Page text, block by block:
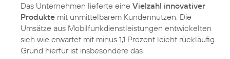
Das Unternehmen lieferte eine Vielzahl innovativer
Produkte mit unmittelbarem Kundennutzen. Die
Umsätze aus Mobilfunkdienstleistungen entwickelten
sich wie erwartet mit minus 1,1 Prozent leicht rückläufig.
Grund hierfür ist insbesondere das